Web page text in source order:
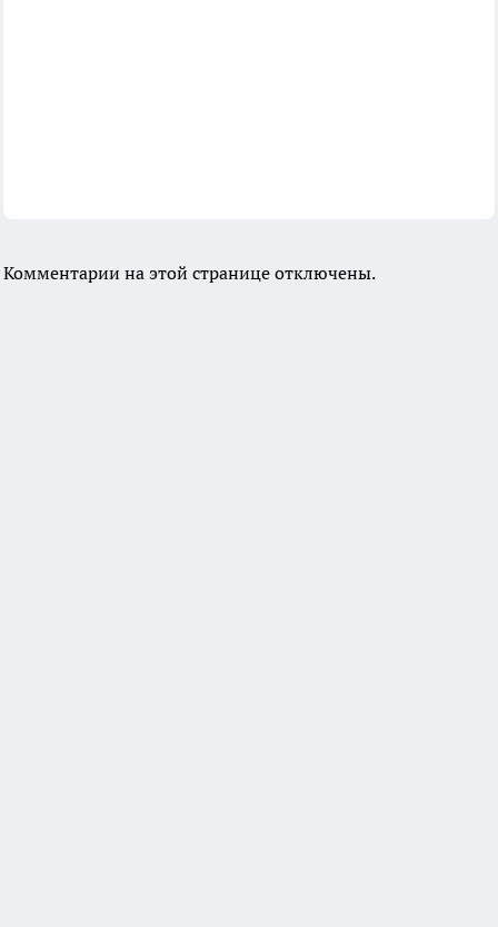
Комментарии на этой странице отключены.